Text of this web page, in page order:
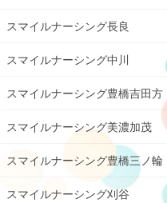
スマイルナーシング長良
スマイルナーシング中川
スマイルナーシング豊橋吉田方
スマイルナーシング美濃加茂
スマイルナーシング豊橋三ノ輪
スマイルナーシング刈谷